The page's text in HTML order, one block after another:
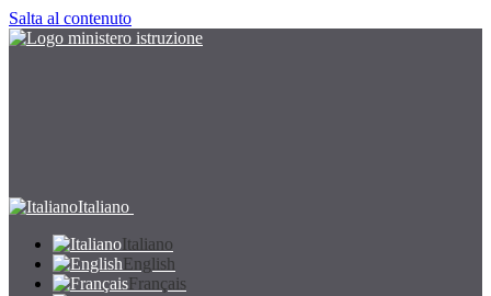
Salta al contenuto
Italiano
Italiano
English
Français